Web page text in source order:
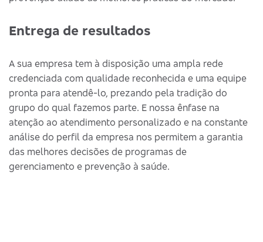
Entrega de resultados
A sua empresa tem à disposição uma ampla rede
credenciada com qualidade reconhecida e uma equipe
pronta para atendê-lo, prezando pela tradição do
grupo do qual fazemos parte. E nossa ênfase na
atenção ao atendimento personalizado e na constante
análise do perfil da empresa nos permitem a garantia
das melhores decisões de programas de
gerenciamento e prevenção à saúde.